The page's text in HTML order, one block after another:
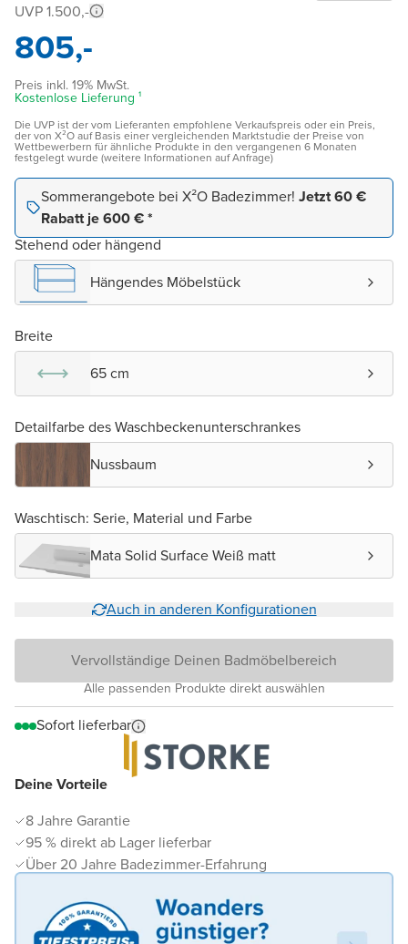
Deine Vorteile
8 Jahre Garantie
95 % direkt ab Lager lieferbar
Über 20 Jahre Badezimmer-Erfahrung
UVP 1.500,-
805,-
Preis inkl. 19% MwSt.
Kostenlose Lieferung ¹
Die UVP ist der vom Lieferanten empfohlene Verkaufspreis oder ein Preis,
der von X²O auf Basis einer vergleichenden Marktstudie der Preise von
Wettbewerbern für ähnliche Produkte in den vergangenen 6 Monaten
festgelegt wurde (weitere Informationen auf Anfrage)
Sommerangebote bei X²O Badezimmer! Jetzt 60 €
Rabatt je 600 € *
Stehend oder hängend
Hängendes Möbelstück
Breite
65 cm
Detailfarbe des Waschbeckenunterschrankes
Nussbaum
Waschtisch: Serie, Material und Farbe
Mata Solid Surface Weiß matt
Auch in anderen Konfigurationen
Vervollständige Deinen Badmöbelbereich
Alle passenden Produkte direkt auswählen
Sofort lieferbar